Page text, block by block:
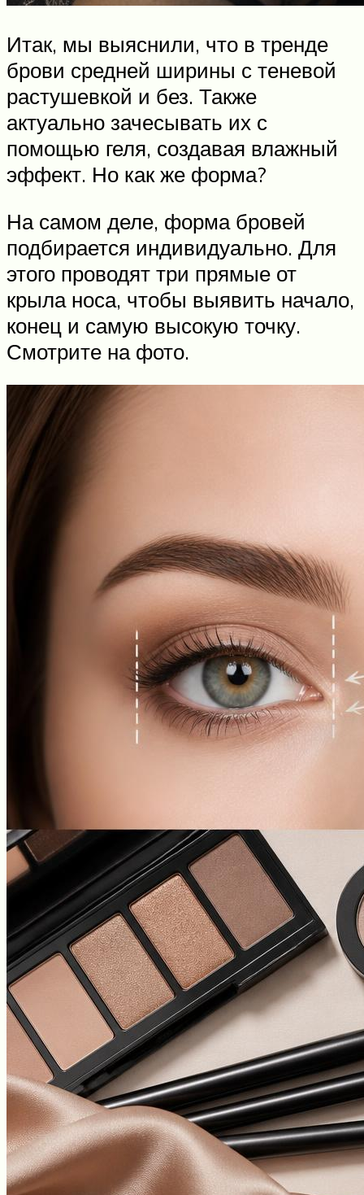
Итак, мы выяснили, что в тренде
брови средней ширины с теневой
растушевкой и без. Также
актуально зачесывать их с
помощью геля, создавая влажный
эффект. Но как же форма?
На самом деле, форма бровей
подбирается индивидуально. Для
этого проводят три прямые от
крыла носа, чтобы выявить начало,
конец и самую высокую точку.
Смотрите на фото.